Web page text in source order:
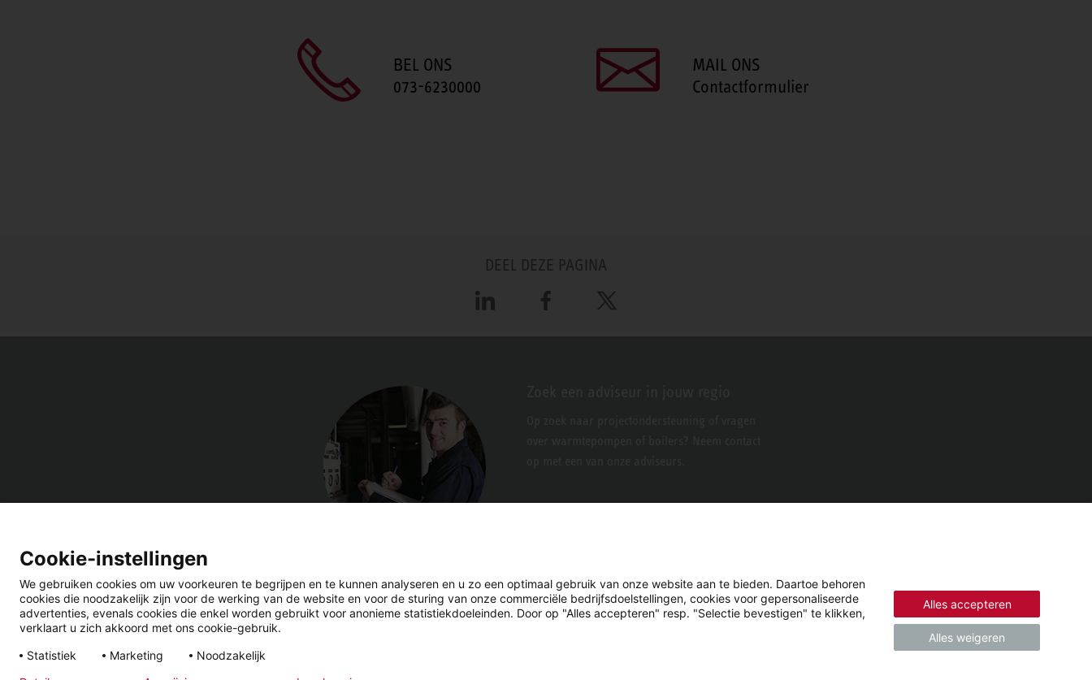
BEL ONS
073-6230000
MAIL ONS
Contactformulier
DEEL DEZE PAGINA
LinkedIn Facebook X
Wettelijke Privacyverklaring
© 2026 - STIEBEL ELTRON GmbH & Co. KG (DE)
Cookie-instellingen
We gebruiken cookies om uw voorkeuren te begrijpen en te kunnen analyseren en u zo een optimaal gebruik van onze website aan te bieden. Daartoe behoren
cookies die noodzakelijk zijn voor de werking van de website en voor de sturing van onze commerciële bedrijfsdoelstellingen, cookies voor gepersonaliseerde
advertenties, evenals cookies die enkel worden gebruikt voor anonieme statistiekdoeleinden. Door op "Alles accepteren" resp. "Selectie bevestigen" te klikken,
verklaart u zich akkoord met ons cookie-gebruik.
Statistiek
Marketing Noodzakelijk
Alles accepteren
Alles weigeren